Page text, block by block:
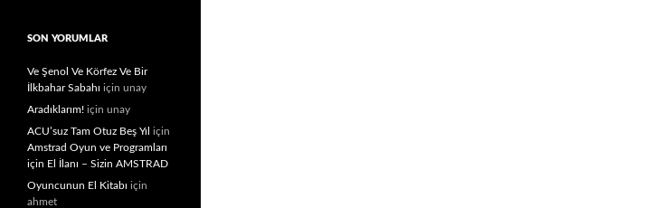
SON YORUMLAR
Ve Şenol Ve Körfez Ve Bir
İlkbahar Sabahı için unay
Aradıklarım! için unay
ACU’suz Tam Otuz Beş Yıl için
Amstrad Oyun ve Programları
için El İlanı – Sizin AMSTRAD
Oyuncunun El Kitabı için
ahmet